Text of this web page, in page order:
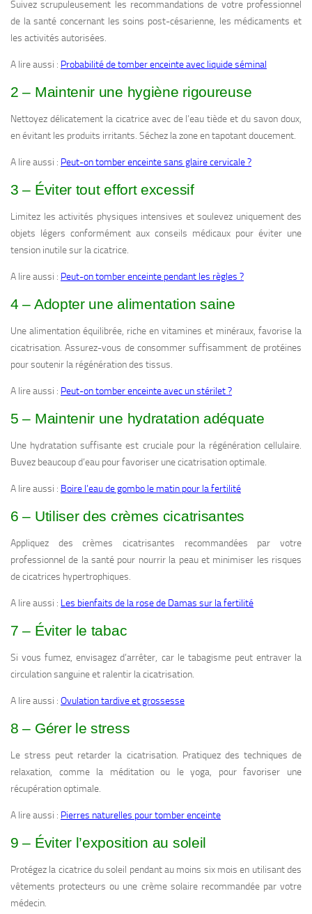
Suivez scrupuleusement les recommandations de votre professionnel
de la santé concernant les soins post-césarienne, les médicaments et
les activités autorisées.
A lire aussi : Probabilité de tomber enceinte avec liquide séminal
2 – Maintenir une hygiène rigoureuse
Nettoyez délicatement la cicatrice avec de l’eau tiède et du savon doux,
en évitant les produits irritants. Séchez la zone en tapotant doucement.
A lire aussi : Peut-on tomber enceinte sans glaire cervicale ?
3 – Éviter tout effort excessif
Limitez les activités physiques intensives et soulevez uniquement des
objets légers conformément aux conseils médicaux pour éviter une
tension inutile sur la cicatrice.
A lire aussi : Peut-on tomber enceinte pendant les règles ?
4 – Adopter une alimentation saine
Une alimentation équilibrée, riche en vitamines et minéraux, favorise la
cicatrisation. Assurez-vous de consommer suffisamment de protéines
pour soutenir la régénération des tissus.
A lire aussi : Peut-on tomber enceinte avec un stérilet ?
5 – Maintenir une hydratation adéquate
Une hydratation suffisante est cruciale pour la régénération cellulaire.
Buvez beaucoup d’eau pour favoriser une cicatrisation optimale.
A lire aussi : Boire l’eau de gombo le matin pour la fertilité
6 – Utiliser des crèmes cicatrisantes
Appliquez des crèmes cicatrisantes recommandées par votre
professionnel de la santé pour nourrir la peau et minimiser les risques
de cicatrices hypertrophiques.
A lire aussi : Les bienfaits de la rose de Damas sur la fertilité
7 – Éviter le tabac
Si vous fumez, envisagez d’arrêter, car le tabagisme peut entraver la
circulation sanguine et ralentir la cicatrisation.
A lire aussi : Ovulation tardive et grossesse
8 – Gérer le stress
Le stress peut retarder la cicatrisation. Pratiquez des techniques de
relaxation, comme la méditation ou le yoga, pour favoriser une
récupération optimale.
A lire aussi : Pierres naturelles pour tomber enceinte
9 – Éviter l’exposition au soleil
Protégez la cicatrice du soleil pendant au moins six mois en utilisant des
vêtements protecteurs ou une crème solaire recommandée par votre
médecin.